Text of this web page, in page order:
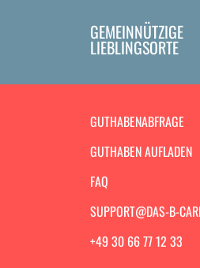
GEMEINNÜTZIGE
LIEBLINGSORTE
GUTHABENABFRAGE
GUTHABEN AUFLADEN
FAQ
SUPPORT@DAS-B-
+49 30 66 77 12 33